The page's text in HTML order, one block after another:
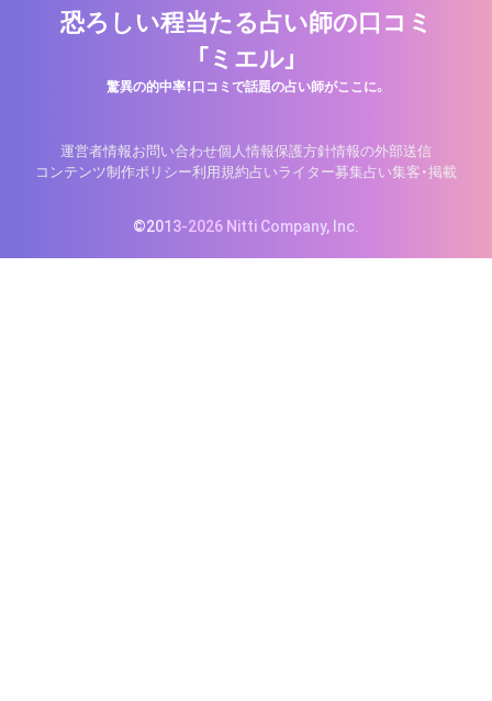
恐ろしい程当たる占い師の口コミ
「ミエル」
驚異の的中率！口コミで話題の占い師がここに。
運営者情報お問い合わせ個人情報保護方針情報の外部送信
コンテンツ制作ポリシー利用規約占いライター募集占い集客・掲載
©2013-2026 Nitti Company, Inc.